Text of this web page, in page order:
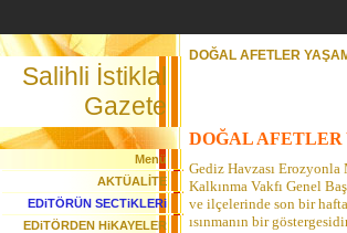
Salihli İstiklal
Gazete
Menü
AKTÜALİTE
EDiTÖRÜN SECTiKLERi
EDiTÖRDEN HiKAYELER
DOĞAL AFETLER
DOĞAL
Gediz Havzası Erozyonla
Kalkınma Vakfı Genel
ve ilçelerinde son bir
ısınmanın bir